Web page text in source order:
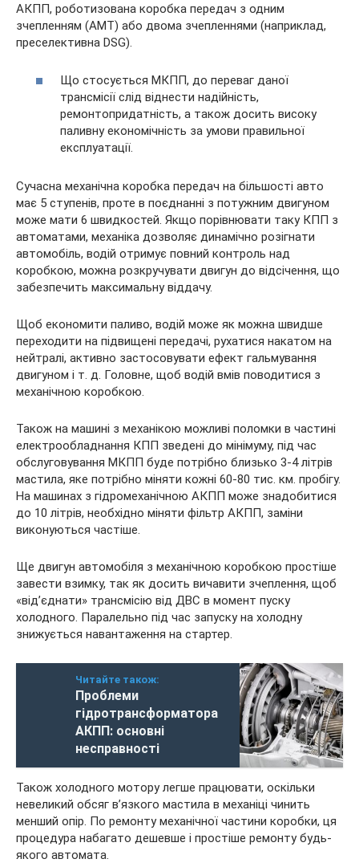
АКПП, роботизована коробка передач з одним
зчепленням (AMT) або двома зчепленнями (наприклад,
преселективна DSG).
Що стосується МКПП, до переваг даної
трансмісії слід віднести надійність,
ремонтопридатність, а також досить високу
паливну економічність за умови правильної
експлуатації.
Сучасна механічна коробка передач на більшості авто
має 5 ступенів, проте в поєднанні з потужним двигуном
може мати 6 швидкостей. Якщо порівнювати таку КПП з
автоматами, механіка дозволяє динамічно розігнати
автомобіль, водій отримує повний контроль над
коробкою, можна розкручувати двигун до відсічення, що
забезпечить максимальну віддачу.
Щоб економити паливо, водій може як можна швидше
переходити на підвищені передачі, рухатися накатом на
нейтралі, активно застосовувати ефект гальмування
двигуном і т. д. Головне, щоб водій вмів поводитися з
механічною коробкою.
Також на машині з механікою можливі поломки в частині
електрообладнання КПП зведені до мінімуму, під час
обслуговування МКПП буде потрібно близько 3-4 літрів
мастила, яке потрібно міняти кожні 60-80 тис. км. пробігу.
На машинах з гідромеханічною АКПП може знадобитися
до 10 літрів, необхідно міняти фільтр АКПП, заміни
виконуються частіше.
Ще двигун автомобіля з механічною коробкою простіше
завести взимку, так як досить вичавити зчеплення, щоб
«від’єднати» трансмісію від ДВС в момент пуску
холодного. Паралельно під час запуску на холодну
знижується навантаження на стартер.
Читайте також:
Проблеми
гідротрансформатора
АКПП: основні
несправності
Також холодного мотору легше працювати, оскільки
невеликий обсяг в’язкого мастила в механіці чинить
менший опір. По ремонту механічної частини коробки, ця
процедура набагато дешевше і простіше ремонту будь-
якого автомата.